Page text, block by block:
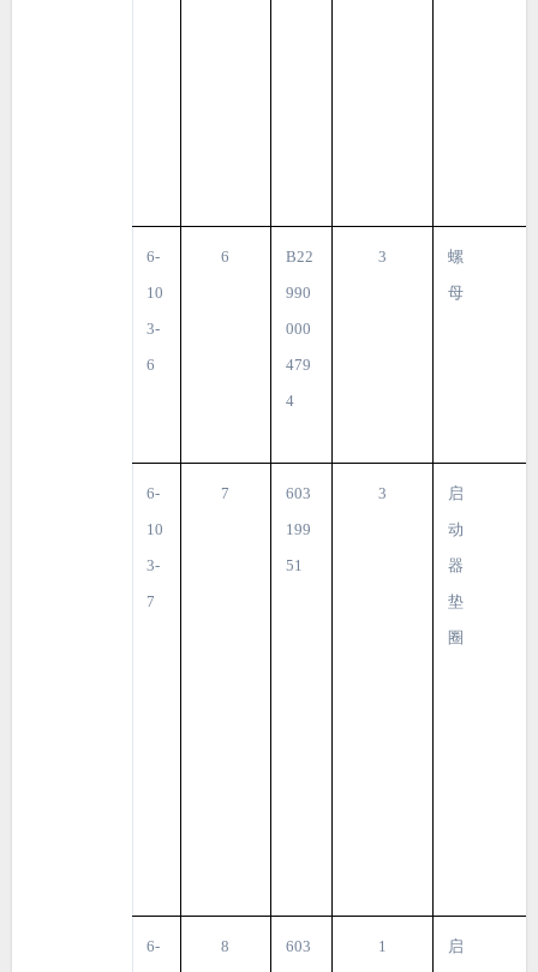
6-
10
3-
6
6
B22
990
000
479
4
3
螺
母
6-
10
3-
7
7
603
199
51
3
启
动
器
垫
圈
6-
8
603
1
启